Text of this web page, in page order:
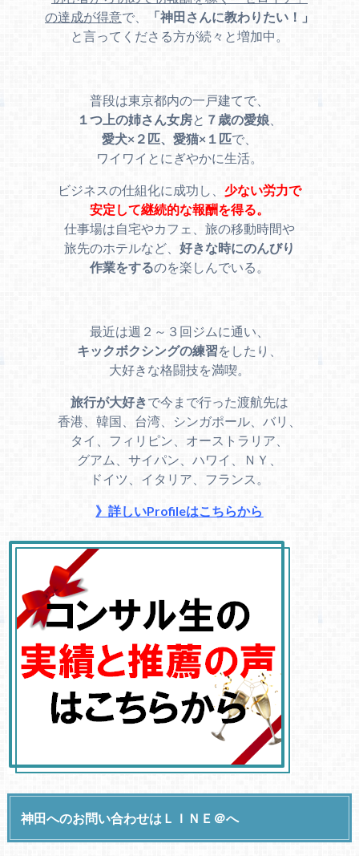
の達成が得意で、
「神田さんに教わりたい！」
と言ってくださる方が続々と増加中。
普段は東京都内の一戸建てで、
１つ上の姉さん女房と ７歳の愛娘、
愛犬×２匹、愛猫×１匹で、
ワイワイとにぎやかに生活。
ビジネスの仕組化に成功し、 少ない労力で
安定して継続的な報酬を得る。
仕事場は自宅やカフェ、旅の移動時間や
旅先のホテルなど、 好きな時にのんびり
作業をするのを楽しんでいる。
最近は週２～３回ジムに通い、
キックボクシングの練習をしたり、
大好きな格闘技を満喫。
旅行が大好きで今まで行った渡航先は
香港、韓国、台湾、シンガポール、バリ、
タイ、フィリピン、オーストラリア、
グアム、サイパン、ハワイ、ＮＹ、
ドイツ、イタリア、フランス。
》詳しいProfileはこちらから
神田へのお問い合わせはＬＩＮＥ＠へ